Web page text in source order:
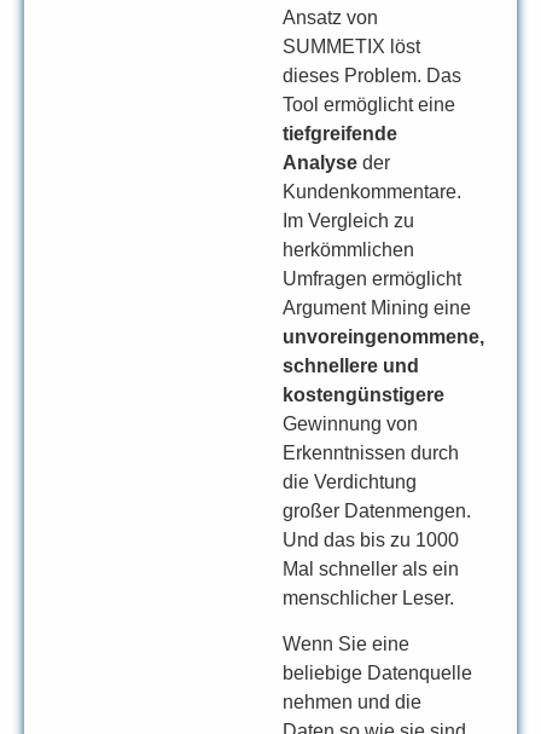
Ansatz von
SUMMETIX löst
dieses Problem. Das
Tool ermöglicht eine
tiefgreifende
Analyse der
Kundenkommentare.
Im Vergleich zu
herkömmlichen
Umfragen ermöglicht
Argument Mining eine
unvoreingenommene,
schnellere und
kostengünstigere
Gewinnung von
Erkenntnissen durch
die Verdichtung
großer Datenmengen.
Und das bis zu 1000
Mal schneller als ein
menschlicher Leser.
Wenn Sie eine
beliebige Datenquelle
nehmen und die